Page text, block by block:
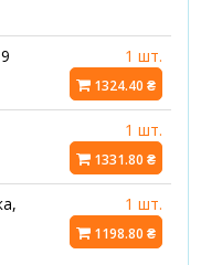
1 шт.
1324.40 ₴
1 шт.
1331.80 ₴
1 шт.
1198.80 ₴